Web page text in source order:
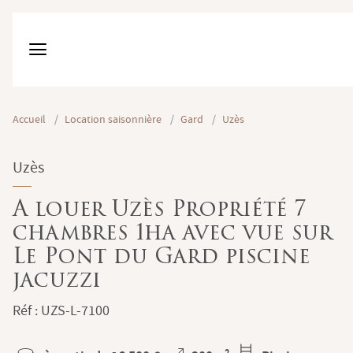
Accueil / Location saisonnière / Gard / Uzès
Uzès
A louer Uzès Propriété 7
chambres 1ha avec vue sur
Le Pont du Gard piscine
jacuzzi
Réf : UZS-L-7100